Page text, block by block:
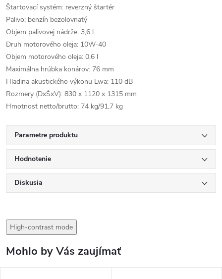
Štartovací systém: reverzný štartér
Palivo: benzín bezolovnatý
Objem palivovej nádrže: 3,6 l
Druh motorového oleja: 10W-40
Objem motorového oleja: 0,6 l
Maximálna hrúbka konárov: 76 mm
Hladina akustického výkonu Lwa: 110 dB
Rozmery (DxŠxV): 830 x 1120 x 1315 mm
Hmotnosť netto/brutto: 74 kg/91,7 kg
Parametre produktu
Hodnotenie
Diskusia
High-contrast mode
Mohlo by Vás zaujímať